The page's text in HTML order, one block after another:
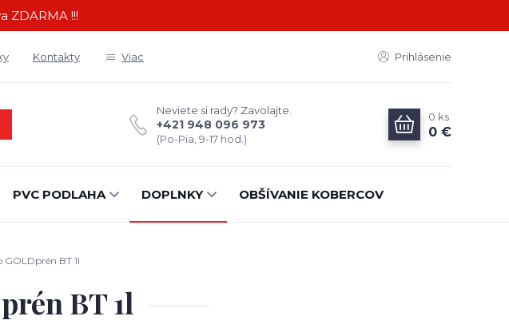
ZDARMA !!!
Kontakty Viac Prihlásenie
Neviete si rady? Zavolajte.
+421 948 096 973
(Po-Pia, 9-17 hod.)
0 ks
0 €
PVC PODLAHA DOPLNKY OBŠÍVANIE KOBERCOV
GOLDprén BT 1l
BT 1l